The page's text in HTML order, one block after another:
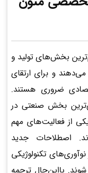
بخش‌های تولید و
و برای ارتقای
ضروری هستند.
بخش صنعتی در
از فعالیت‌های مهم
اصطلاحات جدید
تکنولوژیکی
بااین‌حال ترجمه